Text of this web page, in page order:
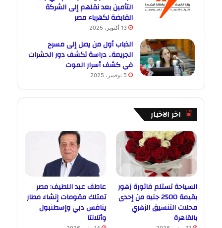
التأمين بعد نقلهم إلى الشركة
القابضة لكهرباء مصر
13 أكتوبر، 2025
الذباب أول من يصل إلى مسرح
الجريمة.. دراسة تكشف دور الحشرات
في كشف أسرار الموت
5 نوفمبر، 2025
اخر الاخبار
السياحة تستلم فاتورة زهور
بقيمة 2500 جنيه من إحدى
محلات التنسيق الزهري
بالقاهرة
عاطف عبد اللطيف: مصر
تمتلك مقومات إنشاء مطار
ينافس دبي وإسطنبول
وأتلانتا